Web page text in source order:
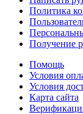
Политика
Получение
Помощь
Условия
Условия
Карта сайта